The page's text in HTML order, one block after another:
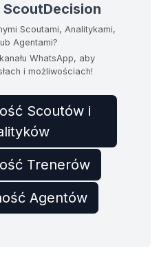
ScoutDecision
Scoutami, Analitykami,
Agentami?
WhatsApp, aby
i możliwościach!
Scoutów i
Trenerów
Agentów